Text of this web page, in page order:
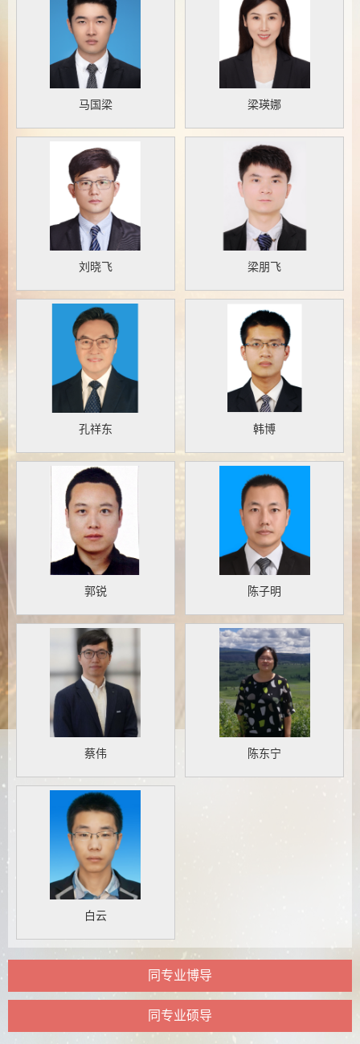
马国梁 梁瑛娜
刘晓飞 梁朋飞
孔祥东 韩博
郭锐 陈子明
蔡伟 陈东宁
白云
同专业博导
同专业硕导